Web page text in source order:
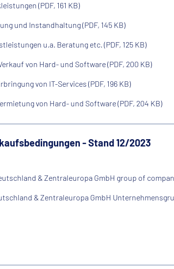
(PDF, 161 KB)
und Instandhaltung (PDF, 145 KB)
u.a. Beratung etc. (PDF, 125 KB)
von Hard- und Software (PDF, 200 KB)
von IT-Services (PDF, 196 KB)
von Hard- und Software (PDF, 204 KB)
- Stand 12/2023
& Zentraleuropa GmbH group of
& Zentraleuropa GmbH